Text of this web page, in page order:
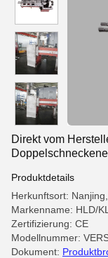
Direkt vom
Produktdetails
Herkunftsort:
Markenname: HLD/KL
Zertifizierung: CE
Modellnummer:
Dokument: